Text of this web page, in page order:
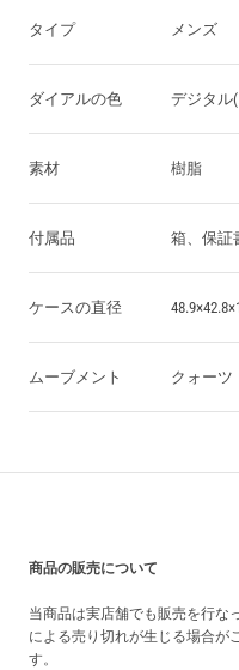
タイプ メンズ
ダイアルの色 デジタル
素材 樹脂
付属品 箱、保証
ケースの直径
ムーブメント クォーツ
商品の販売について
当商品は実店舗でも販売を行な
による売り切れが生じる場合が
す。